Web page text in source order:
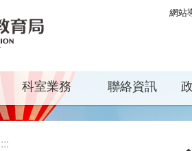
網站
科室業務 聯絡資訊
:::